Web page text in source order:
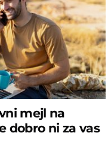
mejl na
dobro ni za vas